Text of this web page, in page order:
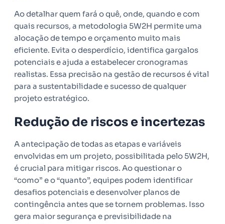
Ao detalhar quem fará o quê, onde, quando e com
quais recursos, a metodologia 5W2H permite uma
alocação de tempo e orçamento muito mais
eficiente. Evita o desperdício, identifica gargalos
potenciais e ajuda a estabelecer cronogramas
realistas. Essa precisão na gestão de recursos é vital
para a sustentabilidade e sucesso de qualquer
projeto estratégico.
Redução de riscos e incertezas
A antecipação de todas as etapas e variáveis
envolvidas em um projeto, possibilitada pelo 5W2H,
é crucial para mitigar riscos. Ao questionar o
“como” e o “quanto”, equipes podem identificar
desafios potenciais e desenvolver planos de
contingência antes que se tornem problemas. Isso
gera maior segurança e previsibilidade na